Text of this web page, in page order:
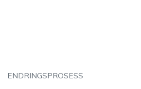
ENDRINGSPROSESS